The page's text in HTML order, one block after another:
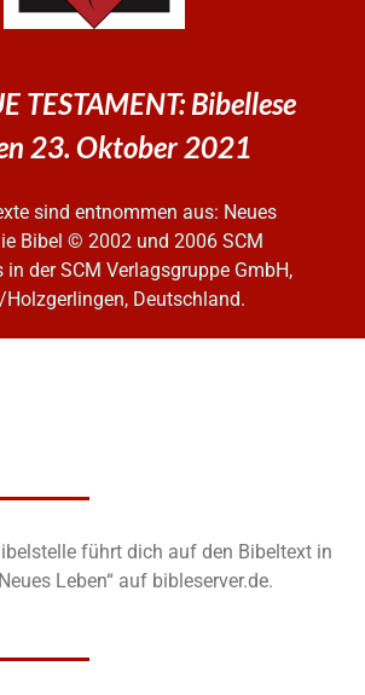
TESTAMENT: Bibellese
23. Oktober 2021
sind entnommen aus: Neues
Bibel © 2002 und 2006 SCM
in der SCM Verlagsgruppe GmbH,
Deutschland.
führt dich auf den Bibeltext in
Leben“ auf bibleserver.de.